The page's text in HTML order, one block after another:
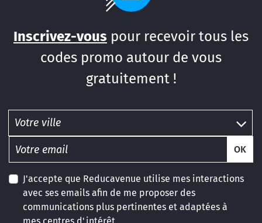
Inscrivez-vous pour recevoir tous les
codes promo autour de vous
gratuitement !
OK
J'accepte que Reducavenue utilise mes interactions
avec ses emails afin de me proposer des
communications plus pertinentes et adaptées à